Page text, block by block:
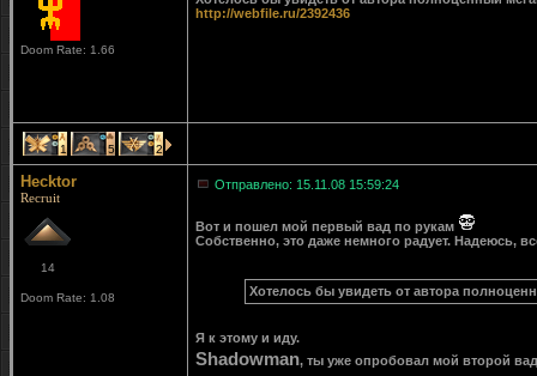
Doom Rate: 1.66
http://webfile.ru/2392436
1 5 2
Hecktor
Recruit
14
Doom Rate: 1.08
Отправлено: 15.11.08 15:59:24
Вот и пошел мой первый вад по рукам
Собственно, это даже немного радует. Надеюсь,
Хотелось бы увидеть от автора
Я к этому и иду.
Shadowman, ты уже опробовал мой второй